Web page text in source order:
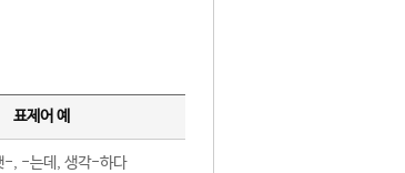
표제어 예
-, -는데, 생각-하다